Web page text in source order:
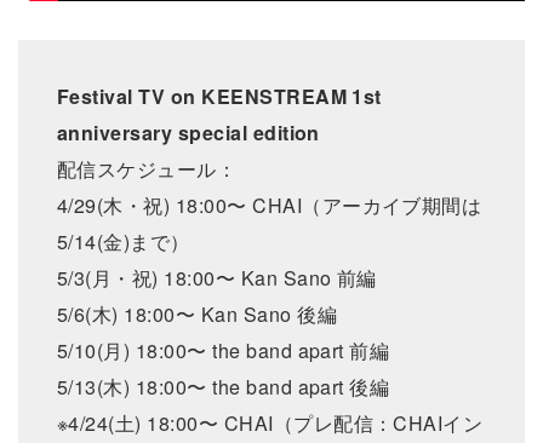
Festival TV on KEENSTREAM 1st
anniversary special edition
配信スケジュール：
4/29(木・祝) 18:00〜 CHAI（アーカイブ期間は
5/14(金)まで）
5/3(月・祝) 18:00〜 Kan Sano 前編
5/6(木) 18:00〜 Kan Sano 後編
5/10(月) 18:00〜 the band apart 前編
5/13(木) 18:00〜 the band apart 後編
※4/24(土) 18:00〜 CHAI（プレ配信：CHAIイン